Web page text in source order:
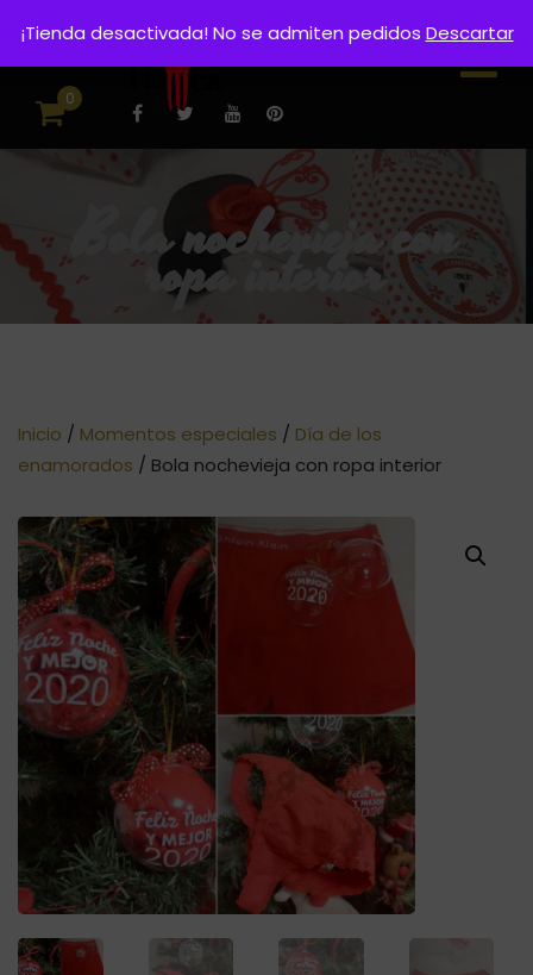
0
Bola nochevieja con
ropa interior
Inicio / Momentos especiales / Día de los
enamorados / Bola nochevieja con ropa interior
¡Tienda desactivada! No se admiten pedidos Descartar